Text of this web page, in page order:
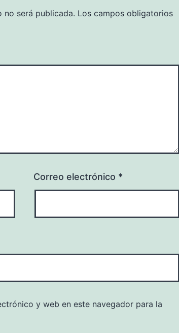
será publicada. Los campos obligatorios
Correo electrónico *
y web en este navegador para la